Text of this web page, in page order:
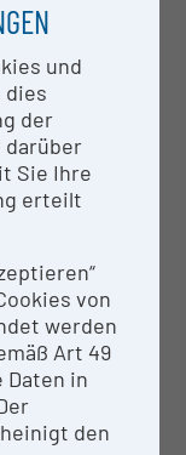
to study the
on soil,
the
enables
budget
of simulation
soil
with
und
dies
der
Sie Ihre
erteilt
von
werden
Art 49
Daten in
den